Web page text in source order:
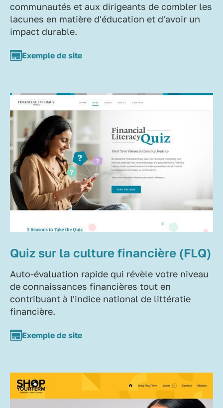
communautés et aux dirigeants de combler les
lacunes en matière d'éducation et d'avoir un
impact durable.
Exemple de site
Quiz sur la culture financière (FLQ)
Auto-évaluation rapide qui révèle votre niveau
de connaissances financières tout en
contribuant à l'indice national de littératie
financière.
Exemple de site